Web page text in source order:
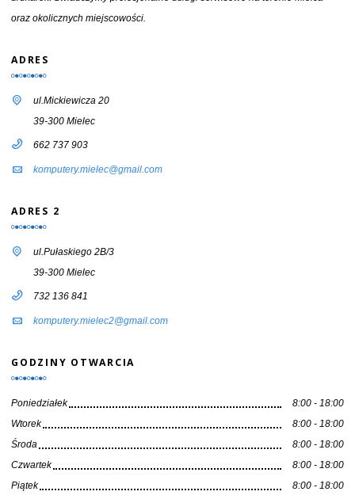
oraz okolicznych miejscowości.
ADRES
ul.Mickiewicza 20
39-300 Mielec
662 737 903
komputery.mielec@gmail.com
ADRES 2
ul.Pułaskiego 2B/3
39-300 Mielec
732 136 841
komputery.mielec2@gmail.com
GODZINY OTWARCIA
Poniedziałek
8:00 - 18:00
Wtorek
8:00 - 18:00
Środa
8:00 - 18:00
Czwartek
8:00 - 18:00
Piątek
8:00 - 18:00